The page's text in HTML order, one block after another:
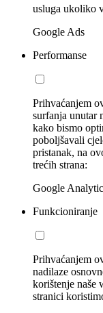
usluga ukoliko
Google Ads
Performanse
Prihvaćanjem
surfanja unutar
kako bismo
poboljšavali
pristanak, na
trećih strana:
Google
Funkcioniranje
Prihvaćanjem
nadilaze
korištenje naše
stranici